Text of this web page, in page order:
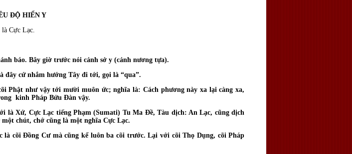
ÐỘ HIỂN Y
Cực Lạc.
báo. Bây giờ trước nói cảnh sở y (cảnh nương tựa).
cứ nhắm hướng Tây đi tới, gọi là “qua”.
như vậy tới mười muôn ức; nghĩa là: Cách phương này xa lại càng xa,
kinh Pháp Bửu Ðàn vậy.
Cực Lạc tiếng Phạm (Sumati) Tu Ma Ðề, Tàu dịch: An Lạc, cũng dịch
chút, chớ cũng là một nghĩa Cực Lạc.
Ðồng Cư mà cũng kể luôn ba cõi trước. Lại với cõi Thọ Dụng, cõi Pháp